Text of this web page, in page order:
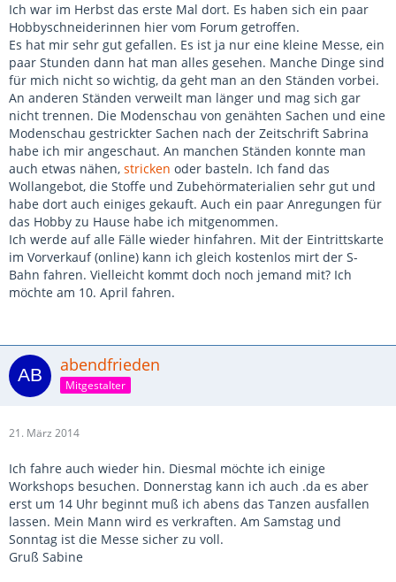
Ich war im Herbst das erste Mal dort. Es haben sich ein paar
Hobbyschneiderinnen hier vom Forum getroffen.
Es hat mir sehr gut gefallen. Es ist ja nur eine kleine Messe, ein
paar Stunden dann hat man alles gesehen. Manche Dinge sind
für mich nicht so wichtig, da geht man an den Ständen vorbei.
An anderen Ständen verweilt man länger und mag sich gar
nicht trennen. Die Modenschau von genähten Sachen und eine
Modenschau gestrickter Sachen nach der Zeitschrift Sabrina
habe ich mir angeschaut. An manchen Ständen konnte man
auch etwas nähen, stricken oder basteln. Ich fand das
Wollangebot, die Stoffe und Zubehörmaterialien sehr gut und
habe dort auch einiges gekauft. Auch ein paar Anregungen für
das Hobby zu Hause habe ich mitgenommen.
Ich werde auf alle Fälle wieder hinfahren. Mit der Eintrittskarte
im Vorverkauf (online) kann ich gleich kostenlos mirt der S-
Bahn fahren. Vielleicht kommt doch noch jemand mit? Ich
möchte am 10. April fahren.
abendfrieden
Mitgestalter
21. März 2014
Ich fahre auch wieder hin. Diesmal möchte ich einige
Workshops besuchen. Donnerstag kann ich auch .da es aber
erst um 14 Uhr beginnt muß ich abens das Tanzen ausfallen
lassen. Mein Mann wird es verkraften. Am Samstag und
Sonntag ist die Messe sicher zu voll.
Gruß Sabine